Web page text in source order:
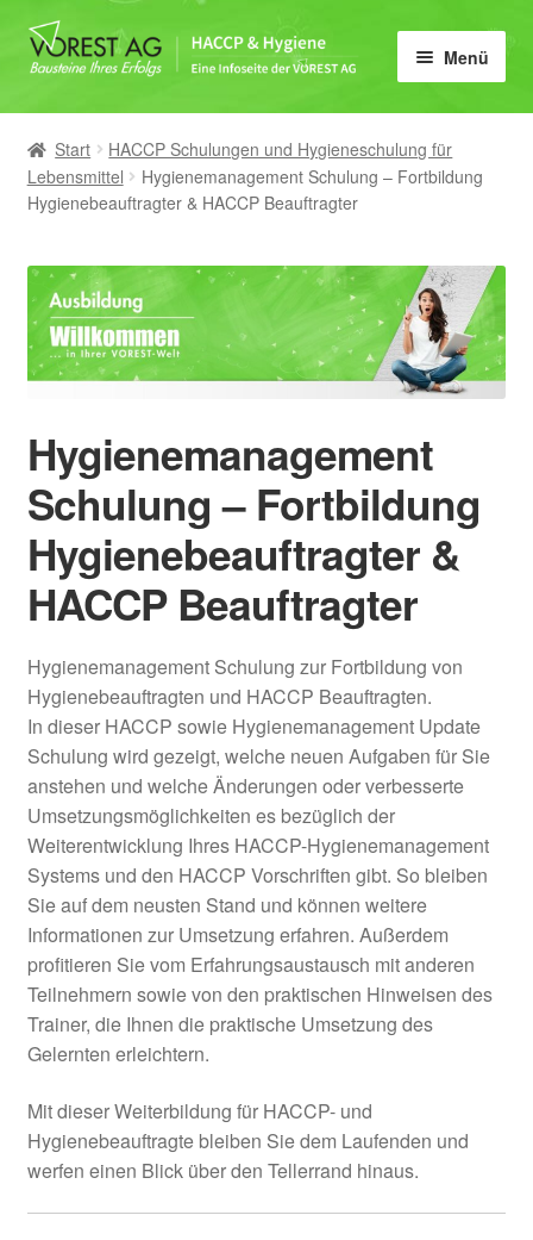
Zur
Navigation
Zum
Inhalt
Menü
Home
HACCP
IFS, BRCGS & FSSC 22000
Schulungen
Vorlagen
Start
HACCP Schulungen und Hygieneschulung für
Lebensmittel
Hygienemanagement Schulung – Fortbildung
Hygienebeauftragter & HACCP Beauftragter
Hygienemanagement
Schulung – Fortbildung
Hygienebeauftragter &
HACCP Beauftragter
Hygienemanagement Schulung zur Fortbildung von
Hygienebeauftragten und HACCP Beauftragten.
In dieser HACCP sowie Hygienemanagement Update
Schulung wird gezeigt, welche neuen Aufgaben für Sie
anstehen und welche Änderungen oder verbesserte
Umsetzungsmöglichkeiten es bezüglich der
Weiterentwicklung Ihres HACCP-Hygienemanagement
Systems und den HACCP Vorschriften gibt. So bleiben
Sie auf dem neusten Stand und können weitere
Informationen zur Umsetzung erfahren. Außerdem
profitieren Sie vom Erfahrungsaustausch mit anderen
Teilnehmern sowie von den praktischen Hinweisen des
Trainer, die Ihnen die praktische Umsetzung des
Gelernten erleichtern.
Mit dieser Weiterbildung für HACCP- und
Hygienebeauftragte bleiben Sie dem Laufenden und
werfen einen Blick über den Tellerrand hinaus.